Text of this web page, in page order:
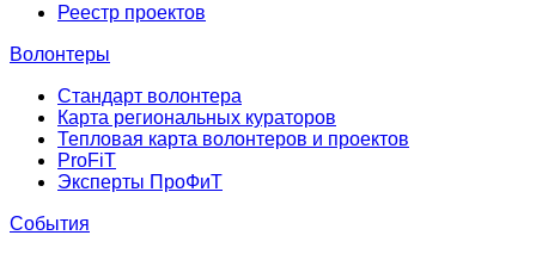
Реестр проектов
Волонтеры
Стандарт волонтера
Карта региональных кураторов
Тепловая карта волонтеров и проектов
ProFiT
Эксперты ПроФиТ
События